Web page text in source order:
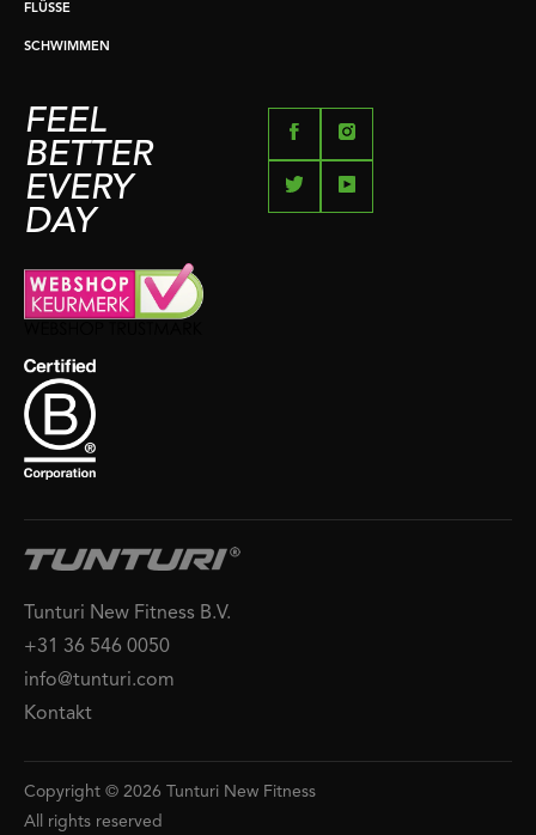
FLÜSSE
SCHWIMMEN
FEEL
BETTER
EVERY
DAY
Tunturi New Fitness B.V.
+31 36 546 0050
info@tunturi.com
Kontakt
Copyright © 2026 Tunturi New Fitness
All rights reserved